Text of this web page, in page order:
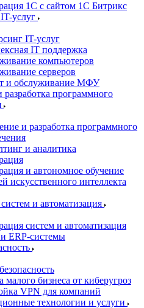
1С с сайтом 1С Битрикс
услуг
IT-услуг
IT поддержка
компьютеров
серверов
и обслуживание МФУ
программного
и разработка программного
и аналитика
и автономное обучение
искусственного интеллекта
и автоматизация
систем и автоматизация
ERP-системы
малого бизнеса от киберугроз
VPN для компаний
технологии и услуги